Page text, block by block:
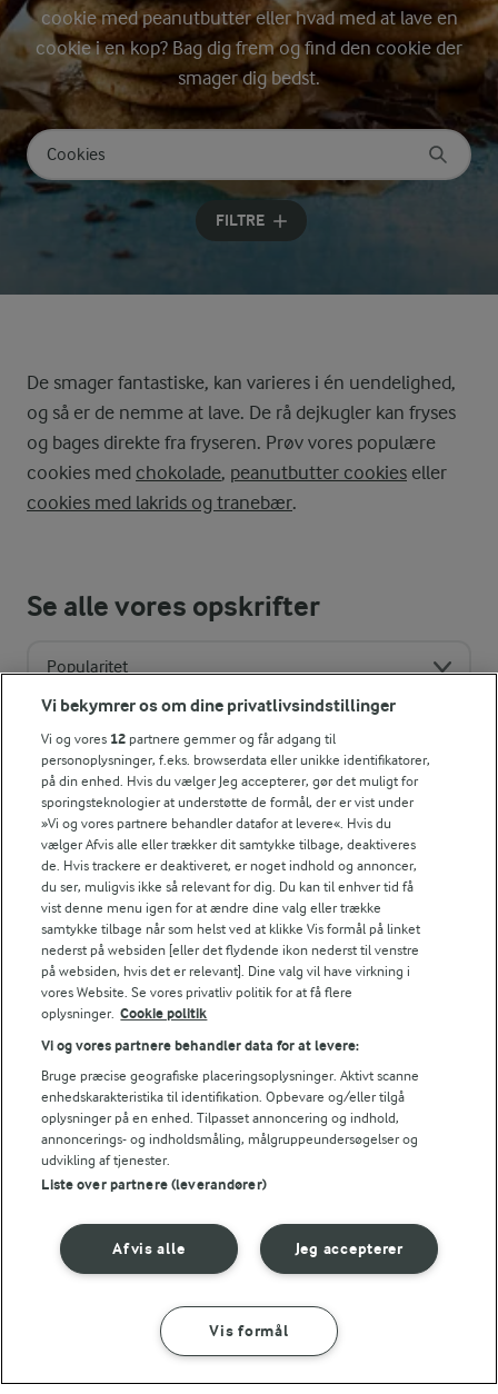
cookie med peanutbutter eller hvad med at lave en
cookie i en kop? Bag dig frem og find den cookie der
smager dig bedst.
Søg på kategori
Indtast søgeord for at søge
FILTRE
De smager fantastiske, kan varieres i én uendelighed,
og så er de nemme at lave. De rå dejkugler kan fryses
og bages direkte fra fryseren. Prøv vores populære
cookies med chokolade, peanutbutter cookies eller
cookies med lakrids og tranebær.
Se alle vores opskrifter
Popularitet
45 MIN
Cookies
(8749)
Cookie dough
(482)
45 MIN
Vi bekymrer os om dine privatlivsindstillinger
Vi og vores 12 partnere gemmer og får adgang til
personoplysninger, f.eks. browserdata eller unikke identifikatorer,
på din enhed. Hvis du vælger Jeg accepterer, gør det muligt for
sporingsteknologier at understøtte de formål, der er vist under
»Vi og vores partnere behandler datafor at levere«. Hvis du
vælger Afvis alle eller trækker dit samtykke tilbage, deaktiveres
de. Hvis trackere er deaktiveret, er noget indhold og annoncer,
du ser, muligvis ikke så relevant for dig. Du kan til enhver tid få
vist denne menu igen for at ændre dine valg eller trække
samtykke tilbage når som helst ved at klikke Vis formål på linket
nederst på websiden [eller det flydende ikon nederst til venstre
på websiden, hvis det er relevant]. Dine valg vil have virkning i
vores Website. Se vores privatliv politik for at få flere
oplysninger. Cookie politik
Vi og vores partnere behandler data for at levere:
Bruge præcise geografiske placeringsoplysninger. Aktivt scanne
enhedskarakteristika til identifikation. Opbevare og/eller tilgå
oplysninger på en enhed. Tilpasset annoncering og indhold,
annoncerings- og indholdsmåling, målgruppeundersøgelser og
udvikling af tjenester.
Liste over partnere (leverandører)
Jeg accepterer
Afvis alle
Vis formål